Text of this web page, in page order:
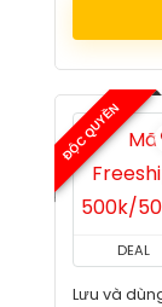
ĐỘC QUYỀN
DEAL
Lưu và